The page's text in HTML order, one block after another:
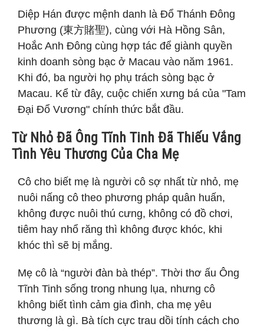
Diệp Hán được mệnh danh là Đổ Thánh Đông
Phương (東方賭聖), cùng với Hà Hồng Sân,
Hoắc Anh Đông cùng hợp tác để giành quyền
kinh doanh sòng bạc ở Macau vào năm 1961.
Khi đó, ba người họ phụ trách sòng bạc ở
Macau. Kể từ đây, cuộc chiến xưng bá của "Tam
Đại Đổ Vương" chính thức bắt đầu.
Từ Nhỏ Đã Ông Tĩnh Tinh Đã Thiếu Vắng
Tình Yêu Thương Của Cha Mẹ
Cô cho biết mẹ là người cô sợ nhất từ ​​nhỏ, mẹ
nuôi nấng cô theo phương pháp quân huấn,
không được nuôi thú cưng, không có đồ chơi,
tiêm hay nhổ răng thì không được khóc, khi
khóc thì sẽ bị mắng.
Mẹ cô là “người đàn bà thép”. Thời thơ ấu Ông
Tĩnh Tinh sống trong nhung lụa, nhưng cô
không biết tình cảm gia đình, cha mẹ yêu
thương là gì. Bà tích cực trau dồi tính cách cho